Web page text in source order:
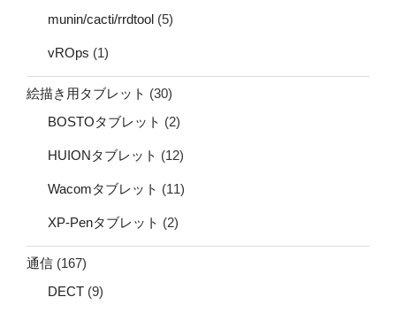
munin/cacti/rrdtool (5)
vROps (1)
絵描き用タブレット (30)
BOSTOタブレット (2)
HUIONタブレット (12)
Wacomタブレット (11)
XP-Penタブレット (2)
通信 (167)
DECT (9)